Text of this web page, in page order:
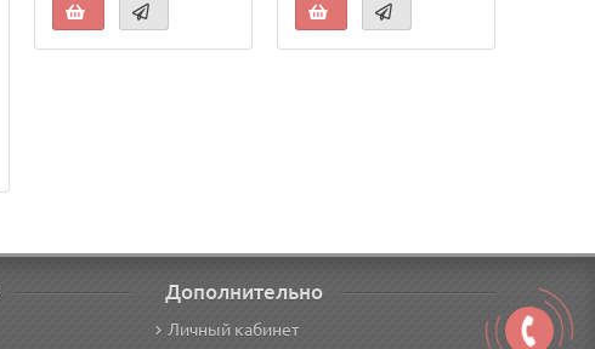
Дополнительно
Личный кабинет